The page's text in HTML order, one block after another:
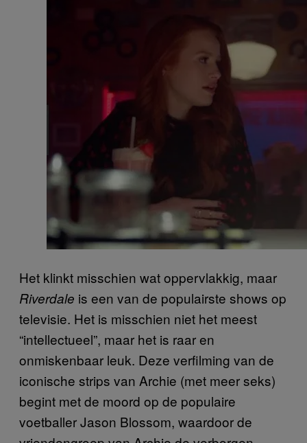
Het klinkt misschien wat oppervlakkig, maar
Riverdale is een van de populairste shows op
televisie. Het is misschien niet het meest
“intellectueel”, maar het is raar en
onmiskenbaar leuk. Deze verfilming van de
iconische strips van Archie (met meer seks)
begint met de moord op de populaire
voetballer Jason Blossom, waardoor de